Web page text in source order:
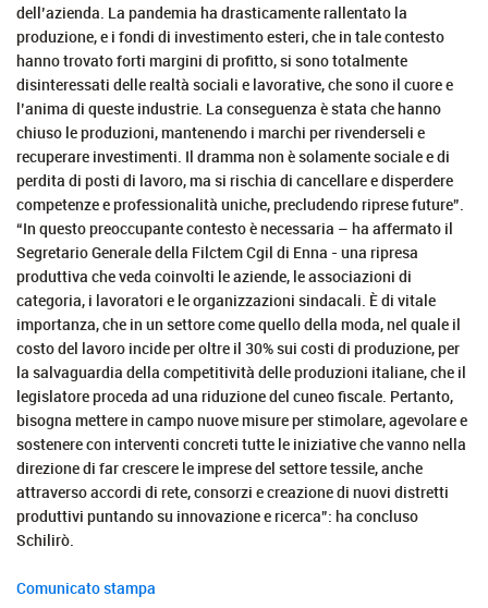
dell’azienda. La pandemia ha drasticamente rallentato la
produzione, e i fondi di investimento esteri, che in tale contesto
hanno trovato forti margini di profitto, si sono totalmente
disinteressati delle realtà sociali e lavorative, che sono il cuore e
l’anima di queste industrie. La conseguenza è stata che hanno
chiuso le produzioni, mantenendo i marchi per rivenderseli e
recuperare investimenti. Il dramma non è solamente sociale e di
perdita di posti di lavoro, ma si rischia di cancellare e disperdere
competenze e professionalità uniche, precludendo riprese future”.
“In questo preoccupante contesto è necessaria – ha affermato il
Segretario Generale della Filctem Cgil di Enna - una ripresa
produttiva che veda coinvolti le aziende, le associazioni di
categoria, i lavoratori e le organizzazioni sindacali. È di vitale
importanza, che in un settore come quello della moda, nel quale il
costo del lavoro incide per oltre il 30% sui costi di produzione, per
la salvaguardia della competitività delle produzioni italiane, che il
legislatore proceda ad una riduzione del cuneo fiscale. Pertanto,
bisogna mettere in campo nuove misure per stimolare, agevolare e
sostenere con interventi concreti tutte le iniziative che vanno nella
direzione di far crescere le imprese del settore tessile, anche
attraverso accordi di rete, consorzi e creazione di nuovi distretti
produttivi puntando su innovazione e ricerca”: ha concluso
Schilirò.
Comunicato stampa